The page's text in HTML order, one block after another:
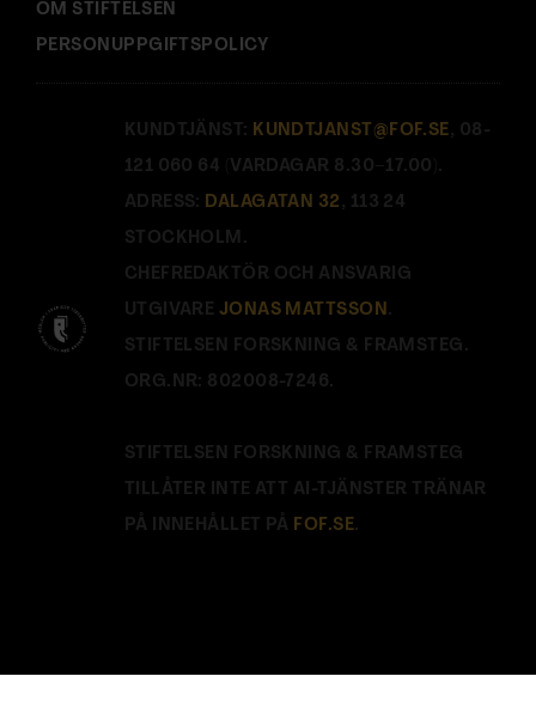
OM STIFTELSEN
PERSONUPPGIFTSPOLICY
KUNDTJÄNST: KUNDTJANST@FOF.SE , 08-
121 060 64 (VARDAGAR 8.30–17.00).
ADRESS: DALAGATAN 32 , 113 24
STOCKHOLM.
CHEFREDAKTÖR OCH ANSVARIG
UTGIVARE JONAS MATTSSON.
STIFTELSEN FORSKNING & FRAMSTEG.
ORG.NR: 802008-7246.
STIFTELSEN FORSKNING & FRAMSTEG
TILLÅTER INTE ATT AI-TJÄNSTER TRÄNAR
PÅ INNEHÅLLET PÅ FOF.SE.